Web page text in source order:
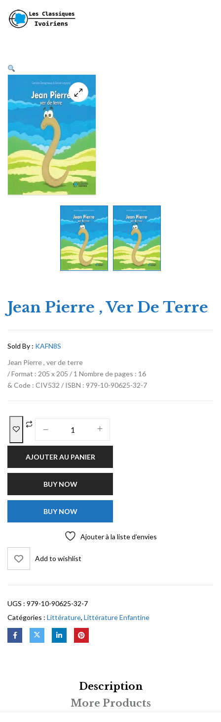
Jean Pierre , Ver De Terre
Sold By : KAFN8S
Jean Pierre , ver de terre
/ Format : 205 x 205 / 1 Nombre de pages : 16
& Code : CIV532 / ISBN : 979-10-90625-32-7
AJOUTER AU PANIER
BUY NOW
BUY NOW
Ajouter à la liste d’envies
Add to wishlist
UGS : 979-10-90625-32-7
Catégories : Littérature, Littérature Enfantine
Description
More Products